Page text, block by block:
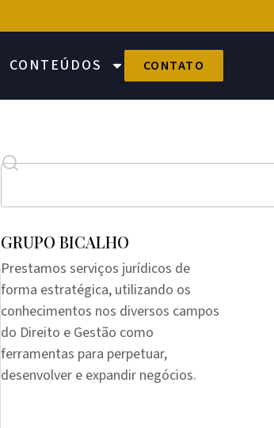
CONTEÚDOS CONTATO
GRUPO BICALHO
Prestamos serviços jurídicos de
forma estratégica, utilizando os
conhecimentos nos diversos campos
do Direito e Gestão como
ferramentas para perpetuar,
desenvolver e expandir negócios.